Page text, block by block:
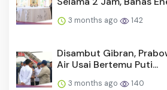
3 months ago 142
Disambut Gibran,
Air Usai Bertemu Puti...
3 months ago 140